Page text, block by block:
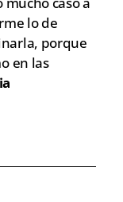
lo de
porque
en las